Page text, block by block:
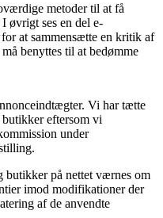
metoder til at få
øvrigt ses en del e-
at sammensætte en kritik af
benyttes til at bedømme
Vi har tætte
eftersom vi
under
butikker på nettet værnes om
imod modifikationer der
af de anvendte